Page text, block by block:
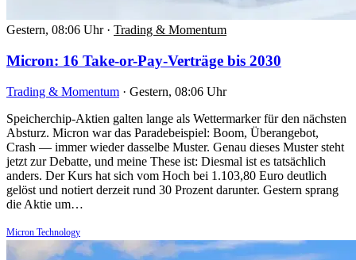
Gestern, 08:06 Uhr · Trading & Momentum
Micron: 16 Take-or-Pay-Verträge bis 2030
Trading & Momentum · Gestern, 08:06 Uhr
Speicherchip-Aktien galten lange als Wettermarker für den nächsten
Absturz. Micron war das Paradebeispiel: Boom, Überangebot,
Crash — immer wieder dasselbe Muster. Genau dieses Muster steht
jetzt zur Debatte, und meine These ist: Diesmal ist es tatsächlich
anders. Der Kurs hat sich vom Hoch bei 1.103,80 Euro deutlich
gelöst und notiert derzeit rund 30 Prozent darunter. Gestern sprang
die Aktie um…
Micron Technology